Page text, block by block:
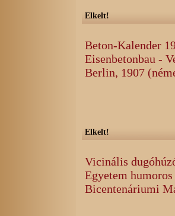
Elkelt!
Beton-Kalender
Eisenbetonbau -
Berlin, 1907
Elkelt!
Vicinális
Egyetem
Bicentenáriumi